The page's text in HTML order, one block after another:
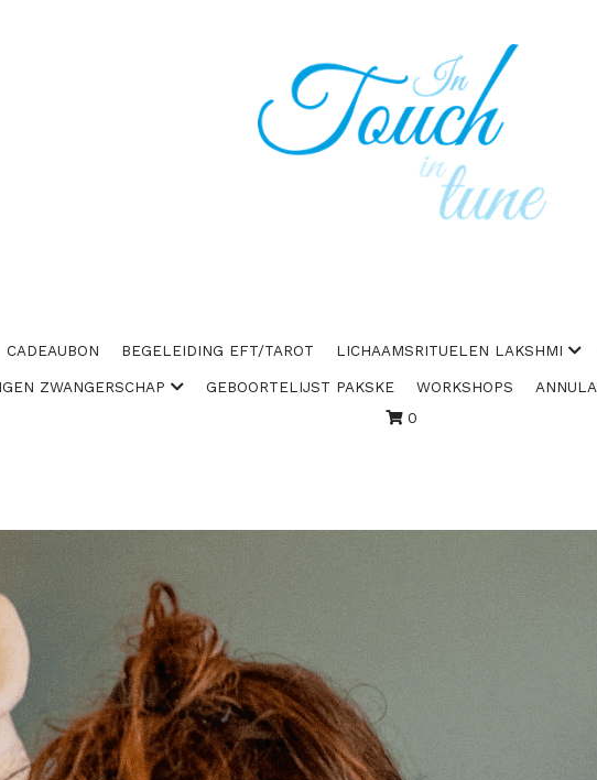
CADEAUBON BEGELEIDING EFT/TAROT LICHAAMSRITUELEN LAKSHMI
ZWANGERSCHAP GEBOORTELIJST PAKSKE WORKSHOPS
0